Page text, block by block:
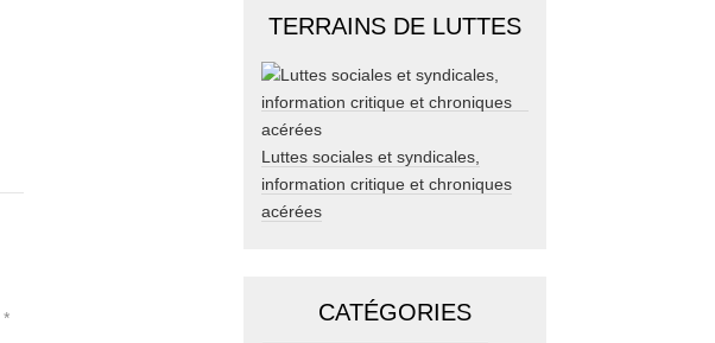
*
TERRAINS DE LUTTES
Luttes sociales et syndicales,
information critique et chroniques
acérées
CATÉGORIES